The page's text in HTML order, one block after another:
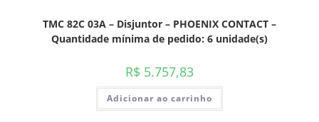
TMC 82C 03A – Disjuntor – PHOENIX CONTACT –
Quantidade mínima de pedido: 6 unidade(s)
R$ 5.757,83
Adicionar ao carrinho